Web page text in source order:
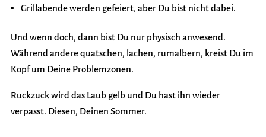
Grillabende werden gefeiert, aber Du bist nicht dabei.
Und wenn doch, dann bist Du nur physisch anwesend.
Während andere quatschen, lachen, rumalbern, kreist Du im
Kopf um Deine Problemzonen.
Ruckzuck wird das Laub gelb und Du hast ihn wieder
verpasst. Diesen, Deinen Sommer.